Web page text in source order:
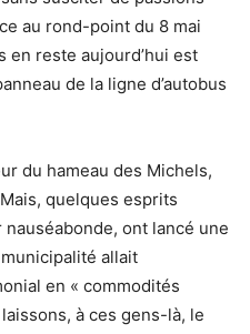
au rond-point du 8 mai
en reste aujourd’hui est
de la ligne d’autobus
du hameau des Michels,
quelques esprits
ont lancé une
allait
en « commodités
à ces gens-là, le